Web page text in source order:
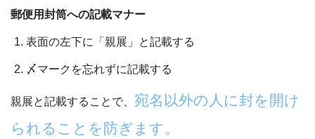
郵便用封筒への記載マナー
表面の左下に「親展」と記載する
〆マークを忘れずに記載する
親展と記載することで、 宛名以外の人に封を開け
られることを防ぎます。